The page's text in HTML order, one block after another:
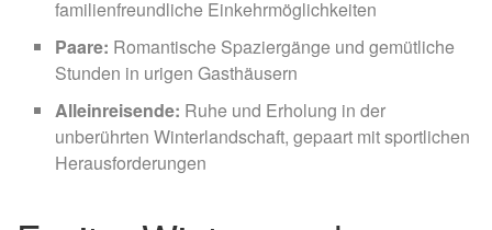
familienfreundliche Einkehrmöglichkeiten
Paare: Romantische Spaziergänge und gemütliche
Stunden in urigen Gasthäusern
Alleinreisende: Ruhe und Erholung in der
unberührten Winterlandschaft, gepaart mit sportlichen
Herausforderungen